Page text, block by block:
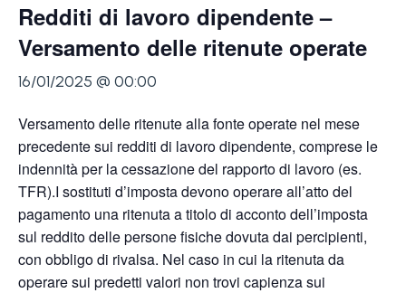
Redditi di lavoro dipendente –
Versamento delle ritenute operate
16/01/2025 @ 00:00
Versamento delle ritenute alla fonte operate nel mese
precedente sui redditi di lavoro dipendente, comprese le
indennità per la cessazione del rapporto di lavoro (es.
TFR).I sostituti d’imposta devono operare all’atto del
pagamento una ritenuta a titolo di acconto dell’imposta
sul reddito delle persone fisiche dovuta dai percipienti,
con obbligo di rivalsa. Nel caso in cui la ritenuta da
operare sui predetti valori non trovi capienza sui